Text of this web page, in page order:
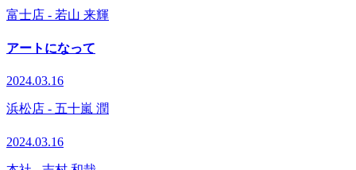
富士店 - 若山 来輝
アートになって
2024.03.16
浜松店 - 五十嵐 潤
2024.03.16